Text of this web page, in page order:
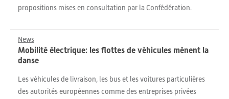
propositions mises en consultation par la Confédération.
News
Mobilité électrique: les flottes de véhicules mènent la
danse
Les véhicules de livraison, les bus et les voitures particulières
des autorités européennes comme des entreprises privées